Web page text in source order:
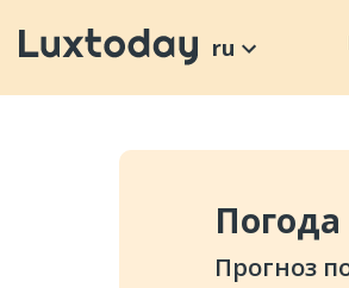
ru
Прогноз